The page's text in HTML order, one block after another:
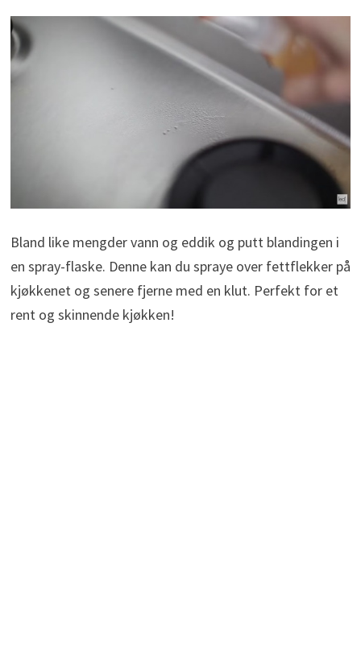
Bland like mengder vann og eddik og putt blandingen i
en spray-flaske. Denne kan du spraye over fettflekker på
kjøkkenet og senere fjerne med en klut. Perfekt for et
rent og skinnende kjøkken!